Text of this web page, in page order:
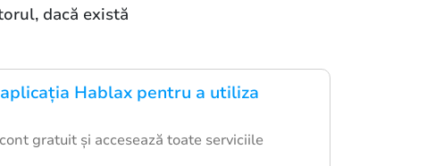
dacă există
Hablax pentru a utiliza
gratuit și accesează toate serviciile